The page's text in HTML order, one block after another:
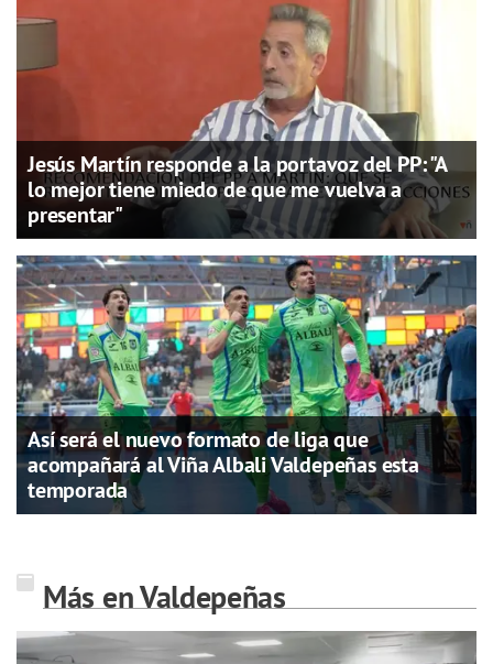
Jesús Martín responde a la portavoz del PP: "A
lo mejor tiene miedo de que me vuelva a
presentar"
Así será el nuevo formato de liga que
acompañará al Viña Albali Valdepeñas esta
temporada
Más en Valdepeñas